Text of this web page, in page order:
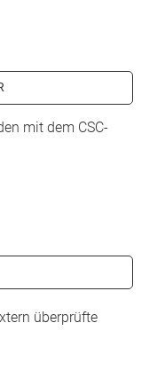
mit dem CSC-
überprüfte